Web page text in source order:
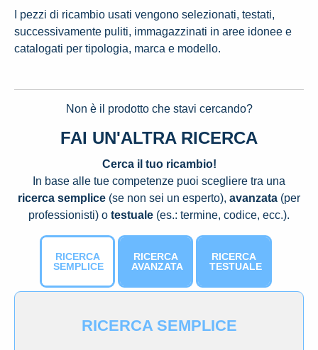
I pezzi di ricambio usati vengono selezionati, testati,
successivamente puliti, immagazzinati in aree idonee e
catalogati per tipologia, marca e modello.
Non è il prodotto che stavi cercando?
FAI UN'ALTRA RICERCA
Cerca il tuo ricambio!
In base alle tue competenze puoi scegliere tra una
ricerca semplice (se non sei un esperto), avanzata (per
professionisti) o testuale (es.: termine, codice, ecc.).
RICERCA
SEMPLICE
RICERCA
AVANZATA
RICERCA
TESTUALE
RICERCA SEMPLICE